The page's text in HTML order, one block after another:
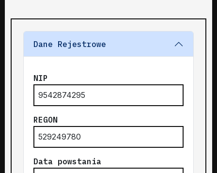
Dane Rejestrowe
NIP
9542874295
REGON
529249780
Data powstania